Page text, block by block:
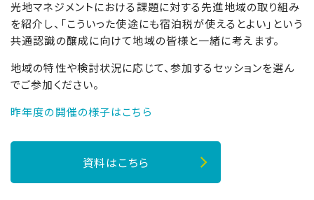
光地マネジメントにおける課題に対する先進地域の取り組み
を紹介し、「こういった使途にも宿泊税が使えるとよい」という
共通認識の醸成に向けて地域の皆様と一緒に考えます。
地域の特性や検討状況に応じて、参加するセッションを選ん
でご参加ください。
昨年度の開催の様子はこちら
資料はこちら